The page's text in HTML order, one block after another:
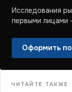
Исследования
первыми лицами
Оформить
ЧИТАЙТЕ ТАКЖЕ